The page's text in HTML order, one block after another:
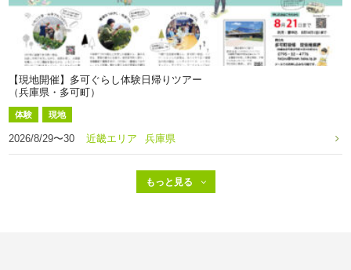
【現地開催】多可ぐらし体験日帰りツアー
（兵庫県・多可町）
体験 現地
2026/8/29〜30 近畿エリア 兵庫県